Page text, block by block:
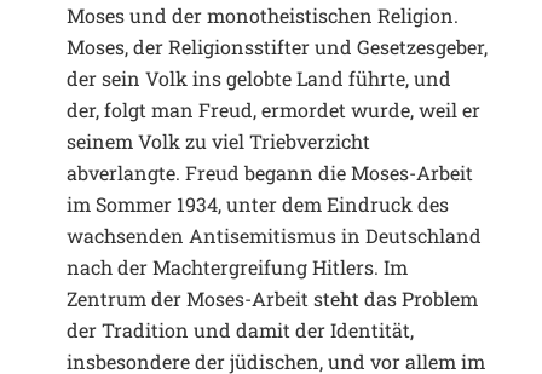
Moses und der monotheistischen Religion.
Moses, der Religionsstifter und Gesetzesgeber,
der sein Volk ins gelobte Land führte, und
der, folgt man Freud, ermordet wurde, weil er
seinem Volk zu viel Triebverzicht
abverlangte. Freud begann die Moses-Arbeit
im Sommer 1934, unter dem Eindruck des
wachsenden Antisemitismus in Deutschland
nach der Machtergreifung Hitlers. Im
Zentrum der Moses-Arbeit steht das Problem
der Tradition und damit der Identität,
insbesondere der jüdischen, und vor allem im